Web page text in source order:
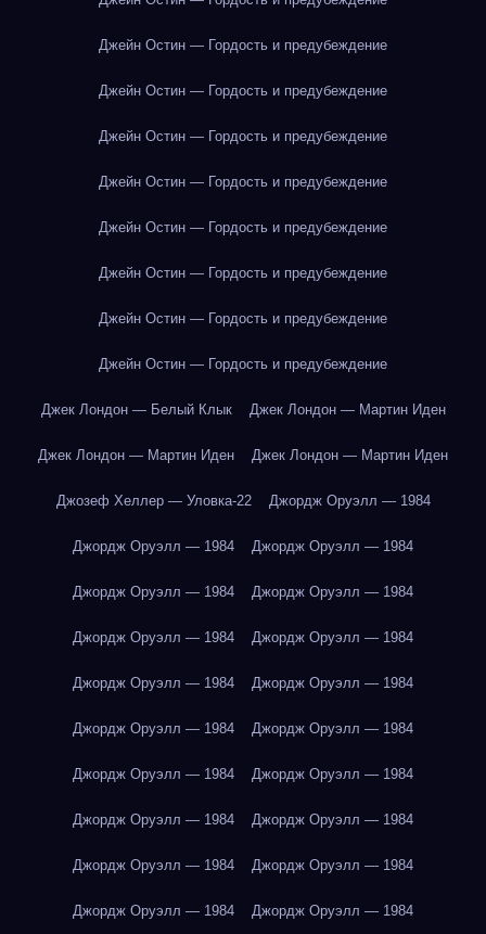
Джейн Остин — Гордость и предубеждение
Джейн Остин — Гордость и предубеждение
Джейн Остин — Гордость и предубеждение
Джейн Остин — Гордость и предубеждение
Джейн Остин — Гордость и предубеждение
Джейн Остин — Гордость и предубеждение
Джейн Остин — Гордость и предубеждение
Джейн Остин — Гордость и предубеждение
Джек Лондон — Белый Клык Джек Лондон — Мартин Иден
Джек Лондон — Мартин Иден Джек Лондон — Мартин Иден
Джозеф Хеллер — Уловка-22 Джордж Оруэлл — 1984
Джордж Оруэлл — 1984 Джордж Оруэлл — 1984
Джордж Оруэлл — 1984 Джордж Оруэлл — 1984
Джордж Оруэлл — 1984 Джордж Оруэлл — 1984
Джордж Оруэлл — 1984 Джордж Оруэлл — 1984
Джордж Оруэлл — 1984 Джордж Оруэлл — 1984
Джордж Оруэлл — 1984 Джордж Оруэлл — 1984
Джордж Оруэлл — 1984 Джордж Оруэлл — 1984
Джордж Оруэлл — 1984 Джордж Оруэлл — 1984
Джордж Оруэлл — 1984 Джордж Оруэлл — 1984